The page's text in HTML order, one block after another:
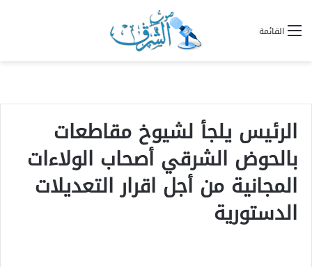
القائمة
الرئيس يلجأ لشيوخ مقاطعات
بالحوض الشرقي أصحاب الولاءات
المجانية من أجل اقرار التعديلات
الدستورية